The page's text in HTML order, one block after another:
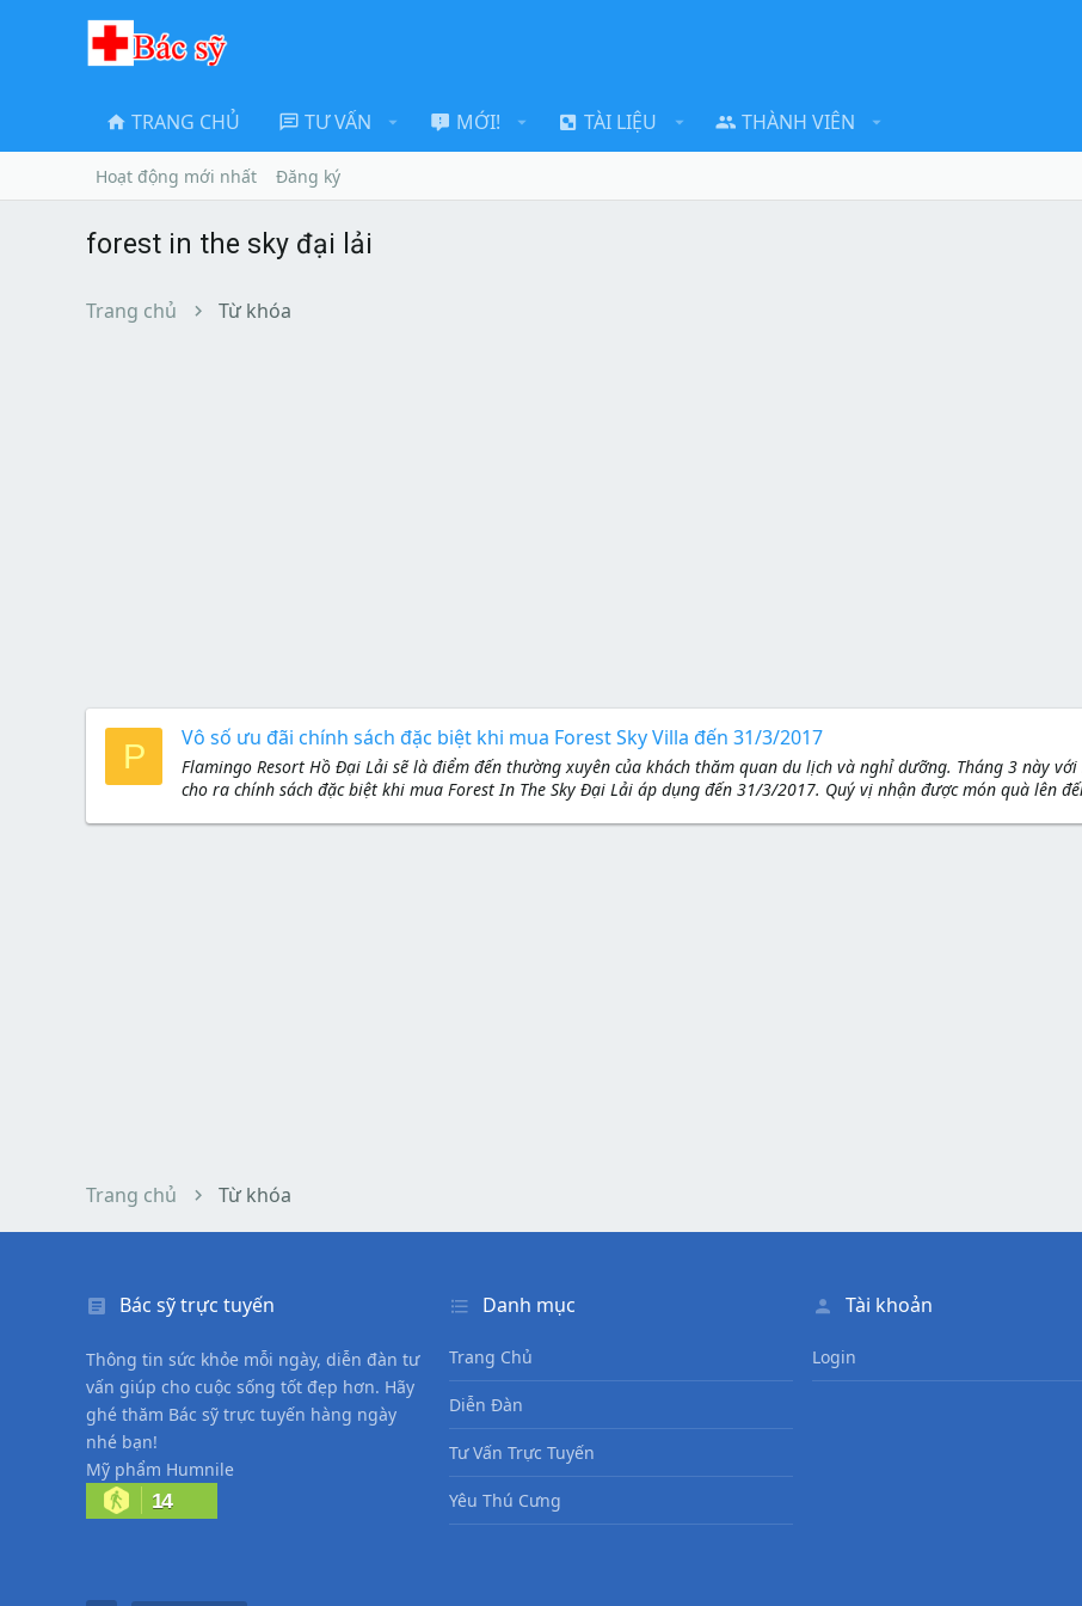
TRANG CHỦ TƯ VẤN MỚI! TÀI LIỆU THÀNH VIÊN
Hoạt động mới nhất Đăng ký
forest in the sky đại lải
Trang chủ Từ khóa
P Vô số ưu đãi chính sách đặc biệt khi mua Forest Sky Villa đến 31/3/2017
Flamingo Resort Hồ Đại Lải sẽ là điểm đến thường xuyên của khách thăm quan du lịch và nghỉ dưỡng. Tháng 3 này
cho ra chính sách đặc biệt khi mua Forest In The Sky Đại Lải áp dụng đến 31/3/2017. Quý vị nhận được món quà lên
Trang chủ Từ khóa
Bác sỹ trực tuyến
Thông tin sức khỏe mỗi ngày, diễn đàn tư
vấn giúp cho cuộc sống tốt đẹp hơn. Hãy
ghé thăm Bác sỹ trực tuyến hàng ngày
nhé bạn!
Mỹ phẩm Humnile
14
Danh mục
Trang Chủ
Diễn Đàn
Tư Vấn Trực Tuyến
Yêu Thú Cưng
Tài khoản
Login